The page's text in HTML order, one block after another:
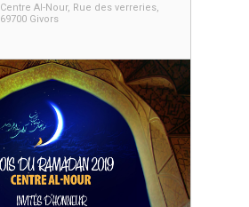
Centre Al-Nour, Rue des verreries,
69700 Givors